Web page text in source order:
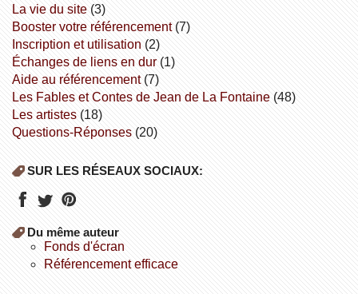
la vie du site(3)
booster votre référencement(7)
inscription et utilisation (2)
échanges de liens en dur(1)
aide au référencement(7)
Les Fables et Contes de Jean de La Fontaine(48)
Les artistes(18)
Questions-Réponses(20)
SUR LES RÉSEAUX SOCIAUX:
Du même auteur
fonds d'écran
référencement efficace